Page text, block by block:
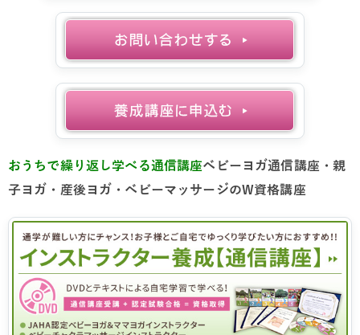
おうちで繰り返し学べる通信講座ベビーヨガ通信講座・親
子ヨガ・産後ヨガ・ベビーマッサージのW資格講座